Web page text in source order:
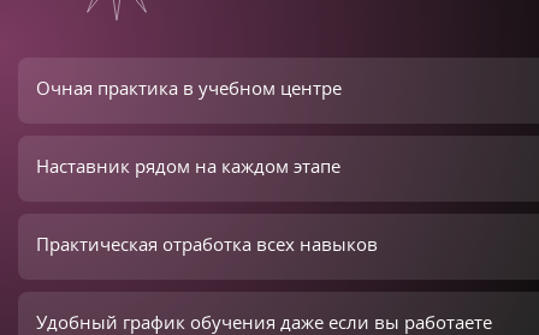
Очная практика в учебном центре
Наставник рядом на каждом этапе
Практическая отработка всех навыков
Удобный график обучения даже если вы работаете